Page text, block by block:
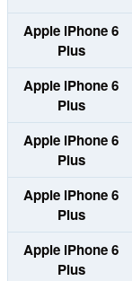
Apple iPhone 6
Plus
Apple iPhone 6
Plus
Apple iPhone 6
Plus
Apple iPhone 6
Plus
Apple iPhone 6
Plus